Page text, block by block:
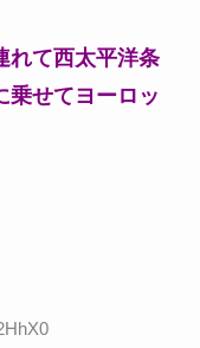
て西太平洋条
せてヨーロッ